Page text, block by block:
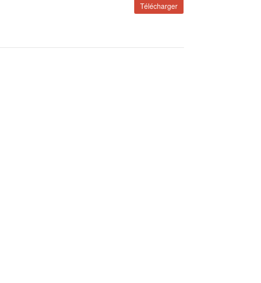
Télécharger